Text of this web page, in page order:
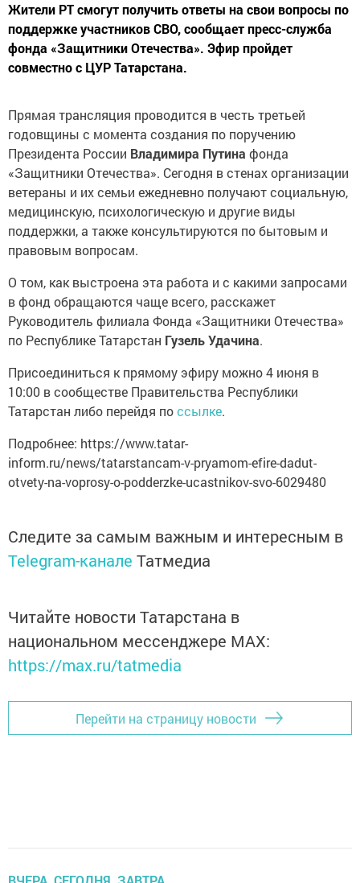
Жители РТ смогут получить ответы на свои вопросы по
поддержке участников СВО, сообщает пресс-служба
фонда «Защитники Отечества». Эфир пройдет
совместно с ЦУР Татарстана.
Прямая трансляция проводится в честь третьей
годовщины с момента создания по поручению
Президента России Владимира Путина фонда
«Защитники Отечества». Сегодня в стенах организации
ветераны и их семьи ежедневно получают социальную,
медицинскую, психологическую и другие виды
поддержки, а также консультируются по бытовым и
правовым вопросам.
О том, как выстроена эта работа и с какими запросами
в фонд обращаются чаще всего, расскажет
Руководитель филиала Фонда «Защитники Отечества»
по Республике Татарстан Гузель Удачина.
Присоединиться к прямому эфиру можно 4 июня в
10:00 в сообществе Правительства Республики
Татарстан либо перейдя поссылке.
Подробнее: https://www.tatar-
inform.ru/news/tatarstancam-v-pryamom-efire-dadut-
otvety-na-voprosy-o-podderzke-ucastnikov-svo-6029480
Следите за самым важным и интересным в
Telegram-канале Татмедиа
Читайте новости Татарстана в
национальном мессенджере MАХ:
https://max.ru/tatmedia
Перейти на страницу новости